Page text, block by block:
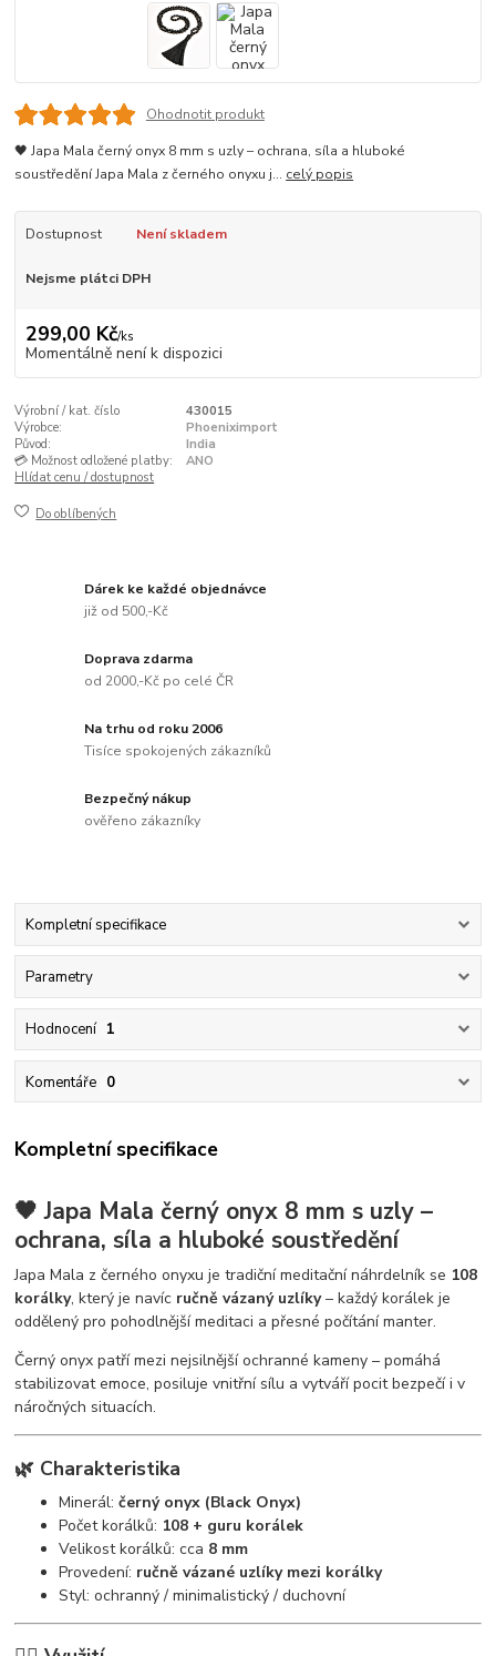
Ohodnotit produkt
🖤 Japa Mala černý onyx 8 mm s uzly – ochrana, síla a hluboké
soustředění Japa Mala z černého onyxu j... celý popis
Dostupnost Není skladem
Nejsme plátci DPH
299,00 Kč/ks
Momentálně není k dispozici
Výrobní / kat. číslo
430015
Výrobce:
Phoeniximport
Původ:
India
💳 Možnost odložené platby:
ANO
Hlídat cenu / dostupnost
Do oblíbených
Dárek ke každé objednávce
již od 500,-Kč
Doprava zdarma
od 2000,-Kč po celé ČR
Na trhu od roku 2006
Tisíce spokojených zákazníků
Bezpečný nákup
ověřeno zákazníky
Kompletní specifikace
Parametry
Hodnocení 1
Komentáře 0
Kompletní specifikace
🖤 Japa Mala černý onyx 8 mm s uzly –
ochrana, síla a hluboké soustředění
Japa Mala z černého onyxu je tradiční meditační náhrdelník se 108
korálky, který je navíc ručně vázaný uzlíky– každý korálek je
oddělený pro pohodlnější meditaci a přesné počítání manter.
Černý onyx patří mezi nejsilnější ochranné kameny – pomáhá
stabilizovat emoce, posiluje vnitřní sílu a vytváří pocit bezpečí i v
náročných situacích.
🌿 Charakteristika
Minerál:černý onyx (Black Onyx)
Počet korálků: 108 + guru korálek
Velikost korálků: cca 8 mm
Provedení: ručně vázané uzlíky mezi korálky
Styl: ochranný / minimalistický / duchovní